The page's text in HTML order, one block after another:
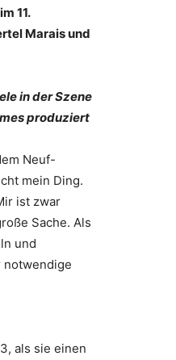
11.
Marais und
in der Szene
produziert
Neuf-
mein Ding.
ist zwar
Sache. Als
und
notwendige
als sie einen